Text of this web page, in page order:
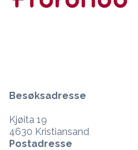
Besøksadresse
Kjøita 19
4630 Kristiansand
Postadresse